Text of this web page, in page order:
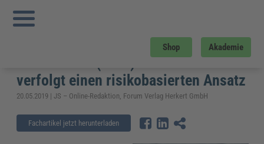
Shop Akademie
Sie sind hier:
Technische und organisatorische Maßnahmen (TOM): Art. 32 DSGVO verfolgt
einen risikobasierten Ansatz
Technische und organisatorische
Maßnahmen (TOM): Art. 32 DSGVO
verfolgt einen risikobasierten Ansatz
20.05.2019 | JS – Online-Redaktion, Forum Verlag Herkert GmbH
Fachartikel jetzt herunterladen